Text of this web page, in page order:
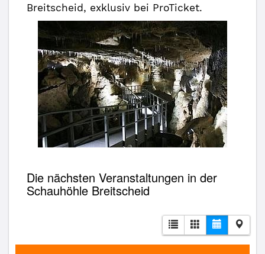
Breitscheid, exklusiv bei ProTicket.
Die nächsten Veranstaltungen in der
Schauhöhle Breitscheid